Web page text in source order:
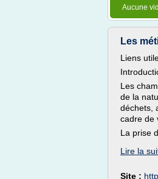
Aucune
Les
Liens
Les
de la
déchets,
cadre de
La prise
Lire la
Site :